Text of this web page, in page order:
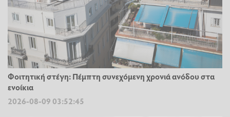
Φοιτητική στέγη: Πέμπτη συνεχόμενη χρονιά ανόδου στα
ενοίκια
2026-08-09 03:52:45